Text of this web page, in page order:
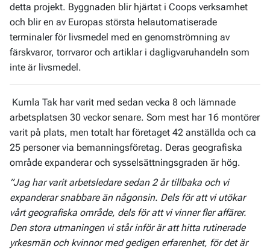
detta projekt. Byggnaden blir hjärtat i Coops verksamhet
och blir en av Europas största helautomatiserade
terminaler för livsmedel med en genomströmning av
färskvaror, torrvaror och artiklar i dagligvaruhandeln som
inte är livsmedel.
Kumla Tak har varit med sedan vecka 8 och lämnade
arbetsplatsen 30 veckor senare. Som mest har 16 montörer
varit på plats, men totalt har företaget 42 anställda och ca
25 personer via bemanningsföretag. Deras geografiska
område expanderar och sysselsättningsgraden är hög.
”Jag har varit arbetsledare sedan 2 år tillbaka och vi
expanderar snabbare än någonsin. Dels för att vi utökar
vårt geografiska område, dels för att vi vinner fler affärer.
Den stora utmaningen vi står inför är att hitta rutinerade
yrkesmän och kvinnor med gedigen erfarenhet, för det är